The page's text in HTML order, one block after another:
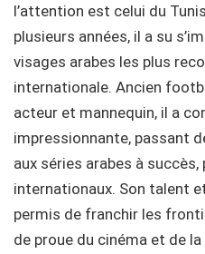
l’attention est celui du
plusieurs années, il a su
visages arabes les plus
internationale. Ancien
acteur et mannequin, il a
impressionnante, passant
aux séries arabes à
internationaux. Son talent
permis de franchir les
de proue du cinéma et de